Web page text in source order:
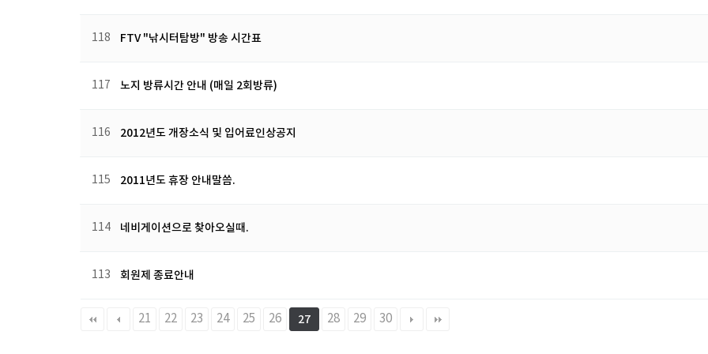
118 FTV "낚시터탐방" 방송 시간표
117 노지 방류시간 안내 (매일 2회방류)
116 2012년도 개장소식 및 입어료인상공지
115 2011년도 휴장 안내말씀.
114 네비게이션으로 찾아오실때.
113 회원제 종료안내
21 22 23 24 25 26 27 28 29 30